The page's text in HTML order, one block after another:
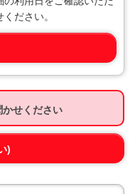
ださい。
せください
)